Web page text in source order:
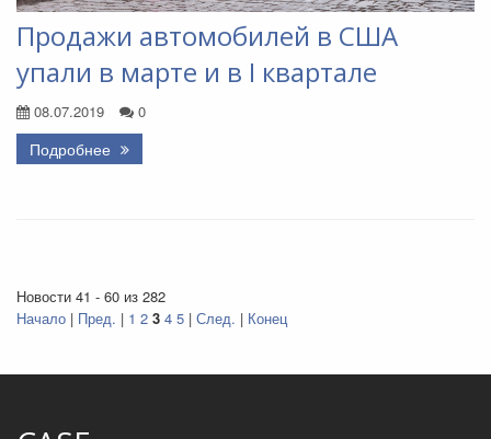
Продажи автомобилей в США
упали в марте и в I квартале
08.07.2019 0
Подробнее
Новости 41 - 60 из 282
Начало | Пред. | 1 2 3 4 5 | След. | Конец